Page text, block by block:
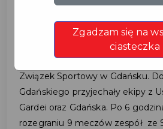
Dnia 5 kwietnia 2023 r. na hali
16 odbył się finał wojewódzki w
koszykówce dziewcząt
Związek Sportowy w Gdańsku.
Gdańskiego przyjechały ekipy z
Gardei oraz Gdańska. Po 6
rozegraniu 9 meczów zespół ze
Zgadzam się na
ciasteczka